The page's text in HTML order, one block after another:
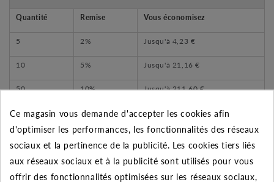
Quantité Remise Vous économisez
5 2% Jusqu'à 4,23 €
10 5% Jusqu'à 21,16 €
50 10% Jusqu'à211,60 €
DESCRIPTION DU PRODUIT
Ce magasin vous demande d'accepter les cookies afin
d'optimiser les performances, les fonctionnalités des réseaux
sociaux et la pertinence de la publicité. Les cookies tiers liés
aux réseaux sociaux et à la publicité sont utilisés pour vous
offrir des fonctionnalités optimisées sur les réseaux sociaux,